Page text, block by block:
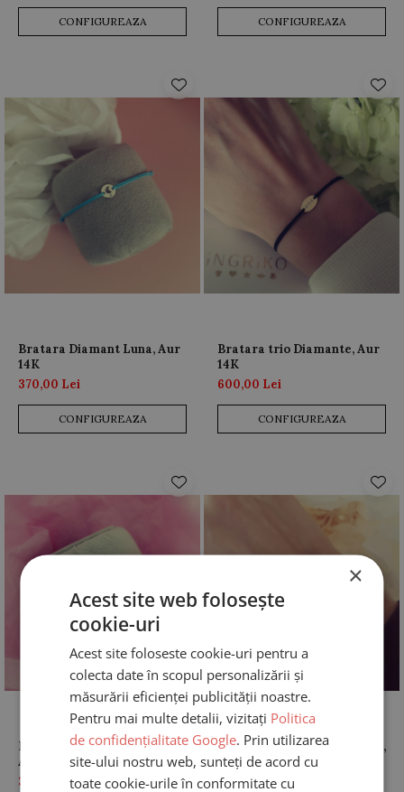
CONFIGUREAZA CONFIGUREAZA
Bratara Diamant Luna, Aur
14K
370,00 Lei
CONFIGUREAZA
Bratara trio Diamante, Aur
14K
600,00 Lei
CONFIGUREAZA
Bratara Diamant Infinit,
Aur 14K
370,00 Lei
Bratara Banut cu DIAMANT,
Aur 14K
550,00 Lei
×
Acest site web folosește
cookie-uri
Acest site foloseste cookie-uri pentru a
colecta date în scopul personalizării și
măsurării eficienței publicității noastre.
Pentru mai multe detalii, vizitați Politica
de confidențialitate Google. Prin utilizarea
site-ului nostru web, sunteți de acord cu
toate cookie-urile în conformitate cu